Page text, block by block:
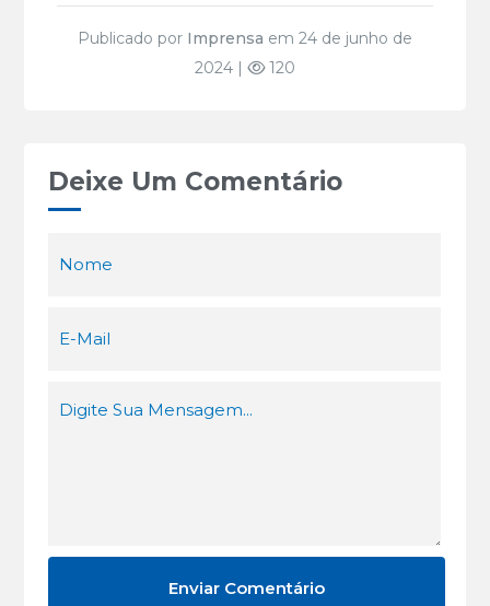
Publicado por Imprensa em 24 de junho de
2024 |
120
Deixe Um Comentário